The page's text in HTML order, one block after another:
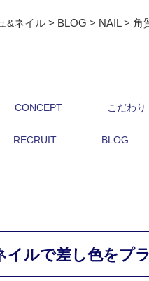
&ネイル > BLOG > NAIL> 角
CONCEPT こだわり
RECRUIT BLOG
ルで差し色をプラ